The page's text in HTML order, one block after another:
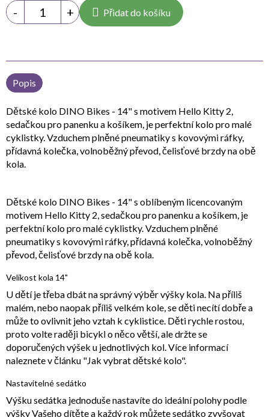
Přidat do košíku
Popis
Dětské kolo DINO Bikes - 14" s motivem Hello Kitty 2,
sedačkou pro panenku a košíkem, je perfektní kolo pro malé
cyklistky. Vzduchem plněné pneumatiky s kovovými ráfky,
přídavná kolečka, volnoběžný převod, čelisťové brzdy na obě
kola.
Dětské kolo DINO Bikes - 14" s oblíbeným licencovaným
motivem Hello Kitty 2, sedačkou pro panenku a košíkem, je
perfektní kolo pro malé cyklistky. Vzduchem plněné
pneumatiky s kovovými ráfky, přídavná kolečka, volnoběžný
převod, čelisťové brzdy na obě kola.
Velikost kola 14"
U dětí je třeba dbát na správný výběr výšky kola. Na příliš
malém, nebo naopak příliš velkém kole, se děti necítí dobře a
může to ovlivnit jeho vztah k cyklistice. Děti rychle rostou,
proto volte raději bicykl o něco větší, ale držte se
doporučených výšek u jednotlivých kol. Více informací
naleznete v článku "Jak vybrat dětské kolo".
Nastavitelné sedátko
Výšku sedátka jednoduše nastavíte do ideální polohy podle
výšky Vašeho dítěte a každý rok můžete sedátko zvyšovat